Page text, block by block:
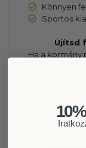
Könnyen
Sportos
Újítsd
Ha a kormány
szeretnéd
tökéletes
A lukacsos
kölcsönöz.